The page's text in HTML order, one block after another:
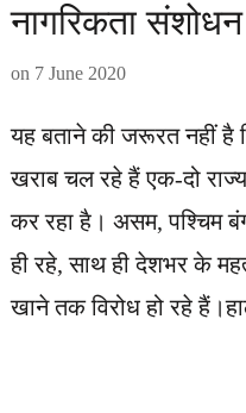
नागरिकता
on 7 June 2020
यह बताने की जरूरत नहीं
खराब चल रहे हैं एक-दो राज्य
कर रहा है। असम, पश्चिम
ही रहे, साथ ही देशभर के
खाने तक विरोध हो रहे